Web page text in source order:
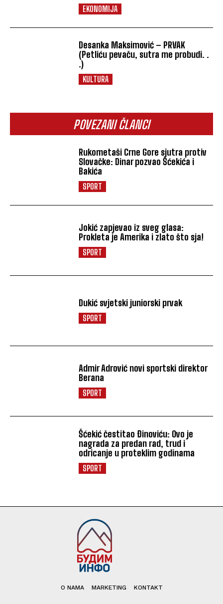
EKONOMIJA
Desanka Maksimović – PRVAK
(Petliću pevaču, sutra me probudi. .
.)
KULTURA
POVEZANI ČLANCI
Rukometaši Crne Gore sjutra protiv
Slovačke: Dinar pozvao Šćekića i
Bakića
SPORT
Jokić zapjevao iz sveg glasa:
Prokleta je Amerika i zlato što sja!
SPORT
Dukić svjetski juniorski prvak
SPORT
Admir Adrović novi sportski direktor
Berana
SPORT
Šćekić čestitao Đinoviću: Ovo je
nagrada za predan rad, trud i
odricanje u proteklim godinama
SPORT
O NAMA MARKETING KONTAKT